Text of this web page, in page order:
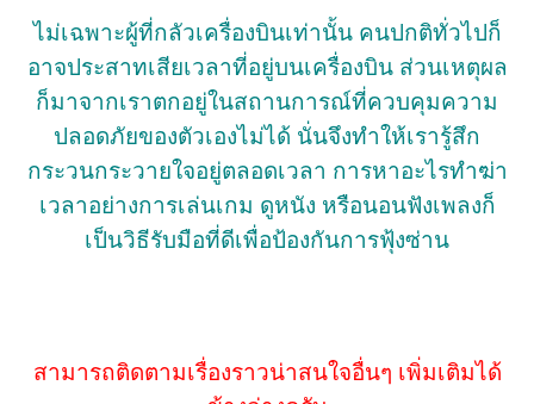
ไม่เฉพาะผู้ที่กลัวเครื่องบินเท่านั้น คนปกติทั่วไปก็
อาจประสาทเสียเวลาที่อยู่บนเครื่องบิน ส่วนเหตุผล
ก็มาจากเราตกอยู่ในสถานการณ์ที่ควบคุมความ
ปลอดภัยของตัวเองไม่ได้ นั่นจึงทำให้เรารู้สึก
กระวนกระวายใจอยู่ตลอดเวลา การหาอะไรทำฆ่า
เวลาอย่างการเล่นเกม ดูหนัง หรือนอนฟังเพลงก็
เป็นวิธีรับมือที่ดีเพื่อป้องกันการฟุ้งซ่าน
สามารถติดตามเรื่องราวน่าสนใจอื่นๆ เพิ่มเติมได้